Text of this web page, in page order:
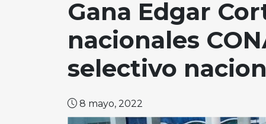
Gana Edgar
nacionales
selectivo
8 mayo, 2022